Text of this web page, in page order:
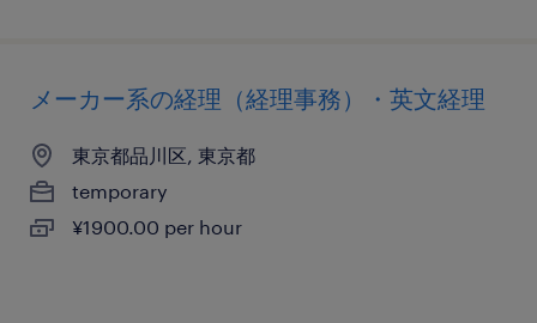
メーカー系の経理（経理事務）・英文経理
東京都品川区, 東京都
temporary
¥1900.00 per hour